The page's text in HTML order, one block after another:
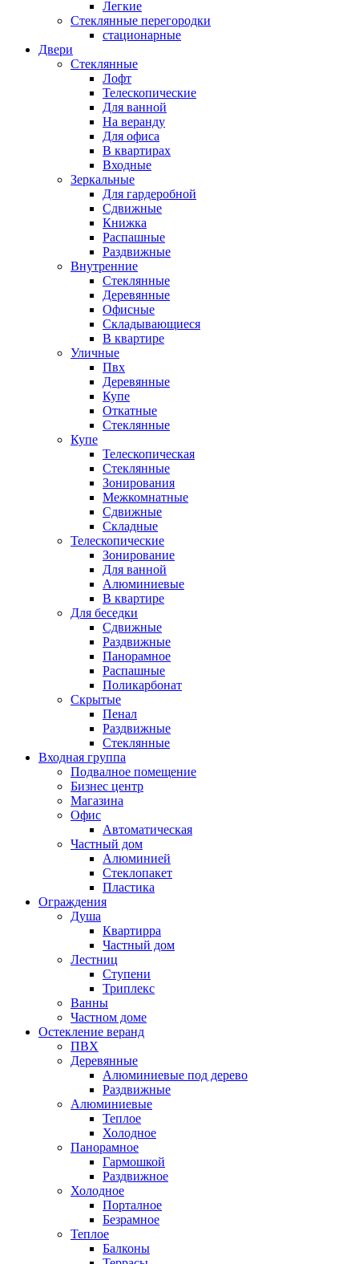
Легкие
Стеклянные перегородки
стационарные
Двери
Стеклянные
Лофт
Телескопические
Для ванной
На веранду
Для офиса
В квартирах
Входные
Зеркальные
Для гардеробной
Сдвижные
Книжка
Распашные
Раздвижные
Внутренние
Стеклянные
Деревянные
Офисные
Складывающиеся
В квартире
Уличные
Пвх
Деревянные
Купе
Откатные
Стеклянные
Купе
Телескопическая
Стеклянные
Зонирования
Межкомнатные
Сдвижные
Складные
Телескопические
Зонирование
Для ванной
Алюминиевые
В квартире
Для беседки
Сдвижные
Раздвижные
Панорамное
Распашные
Поликарбонат
Скрытые
Пенал
Раздвижные
Стеклянные
Входная группа
Подвалное помещение
Бизнес центр
Магазина
Офис
Автоматическая
Частный дом
Алюминией
Стеклопакет
Пластика
Ограждения
Душа
Квартирра
Частный дом
Лестниц
Ступени
Триплекс
Ванны
Частном доме
Остекление веранд
ПВХ
Деревянные
Алюминиевые под дерево
Раздвижные
Алюминиевые
Теплое
Холодное
Панорамное
Гармошкой
Раздвижное
Холодное
Порталное
Безрамное
Теплое
Балконы